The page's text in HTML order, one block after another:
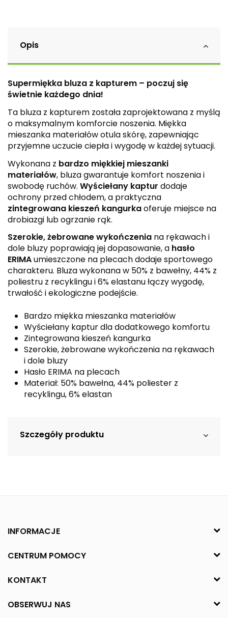
Opis
Supermiękka bluza z kapturem – poczuj się
świetnie każdego dnia!
Ta bluza z kapturem została zaprojektowana z myślą
o maksymalnym komforcie noszenia. Miękka
mieszanka materiałów otula skórę, zapewniając
przyjemne uczucie ciepła i wygodę w każdej sytuacji.
Wykonana z bardzo miękkiej mieszanki
materiałów, bluza gwarantuje komfort noszenia i
swobodę ruchów. Wyściełany kaptur dodaje
ochrony przed chłodem, a praktyczna
zintegrowana kieszeń kangurkaoferuje miejsce na
drobiazgi lub ogrzanie rąk.
Szerokie, żebrowane wykończenia na rękawach i
dole bluzy poprawiają jej dopasowanie, a hasło
ERIMAumieszczone na plecach dodaje sportowego
charakteru. Bluza wykonana w 50% z bawełny, 44% z
poliestru z recyklingu i 6% elastanu łączy wygodę,
trwałość i ekologiczne podejście.
Bardzo miękka mieszanka materiałów
Wyściełany kaptur dla dodatkowego komfortu
Zintegrowana kieszeń kangurka
Szerokie, żebrowane wykończenia na rękawach
i dole bluzy
Hasło ERIMA na plecach
Materiał: 50% bawełna, 44% poliester z
recyklingu, 6% elastan
Szczegóły produktu
INFORMACJE
CENTRUM POMOCY
KONTAKT
OBSERWUJ NAS